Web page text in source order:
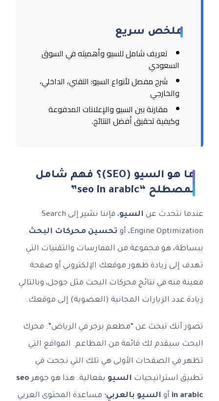
ملخص سريع
تعريف شامل للسيو وأهميته في السوق
السعودي
شرح مفصل لأنواع السيو: التقني، الداخلي،
والخارجي
مقارنة بين السيو والإعلانات المدفوعة
وكيفية تحقيق أفضل النتائج.
ما هو السيو (SEO)؟ فهم شامل
لمصطلح “seo in arabic”
عندما نتحدث عن السيو ، فإننا نشير إلى Search
Engine Optimization، أو تحسين محركات البحث .
ببساطة، هو مجموعة من الممارسات والتقنيات التي
تهدف إلى زيادة ظهور موقعك الإلكتروني أو صفحة
معينة منه في نتائج محركات البحث مثل جوجل، وبالتالي
زيادة عدد الزيارات المجانية (العضوية) إلى موقعك.
تصور أنك تبحث عن “مطعم برجر في الرياض”. محرك
البحث سيقدم لك قائمة من المطاعم. المواقع التي
تظهر في الصفحات الأولى هي تلك التي نجحت في
تطبيق استراتيجيات السيو بفعالية. هذا هو جوهرseo
in arabic أو السيو بالعربي؛ مساعدة المحتوى العربي